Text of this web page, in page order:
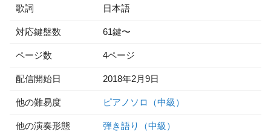
歌詞 日本語
対応鍵盤数 61鍵〜
ページ数 4ページ
配信開始日 2018年2月9日
他の難易度 ピアノソロ（中級）
他の演奏形態
弾き語り（中級）